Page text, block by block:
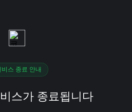
비스 종료 안내
스가 종료됩니다